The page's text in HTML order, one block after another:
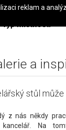
Typ místnosti
a
stůl
z nás někdy
kancelář. Na
reklam a